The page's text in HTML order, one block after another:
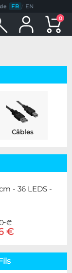
FR / EN
0
Câbles
- 36 LEDS -
€
€